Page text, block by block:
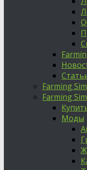
Farming
Farming
Моды